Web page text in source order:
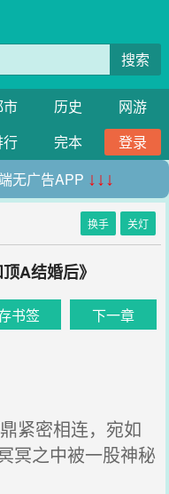
搜索
历史
网游
完本
登录
无广告APP ↓↓↓
换手 关灯
A结婚后》
书签 下一章
紧密相连，宛如
冥之中被一股神秘